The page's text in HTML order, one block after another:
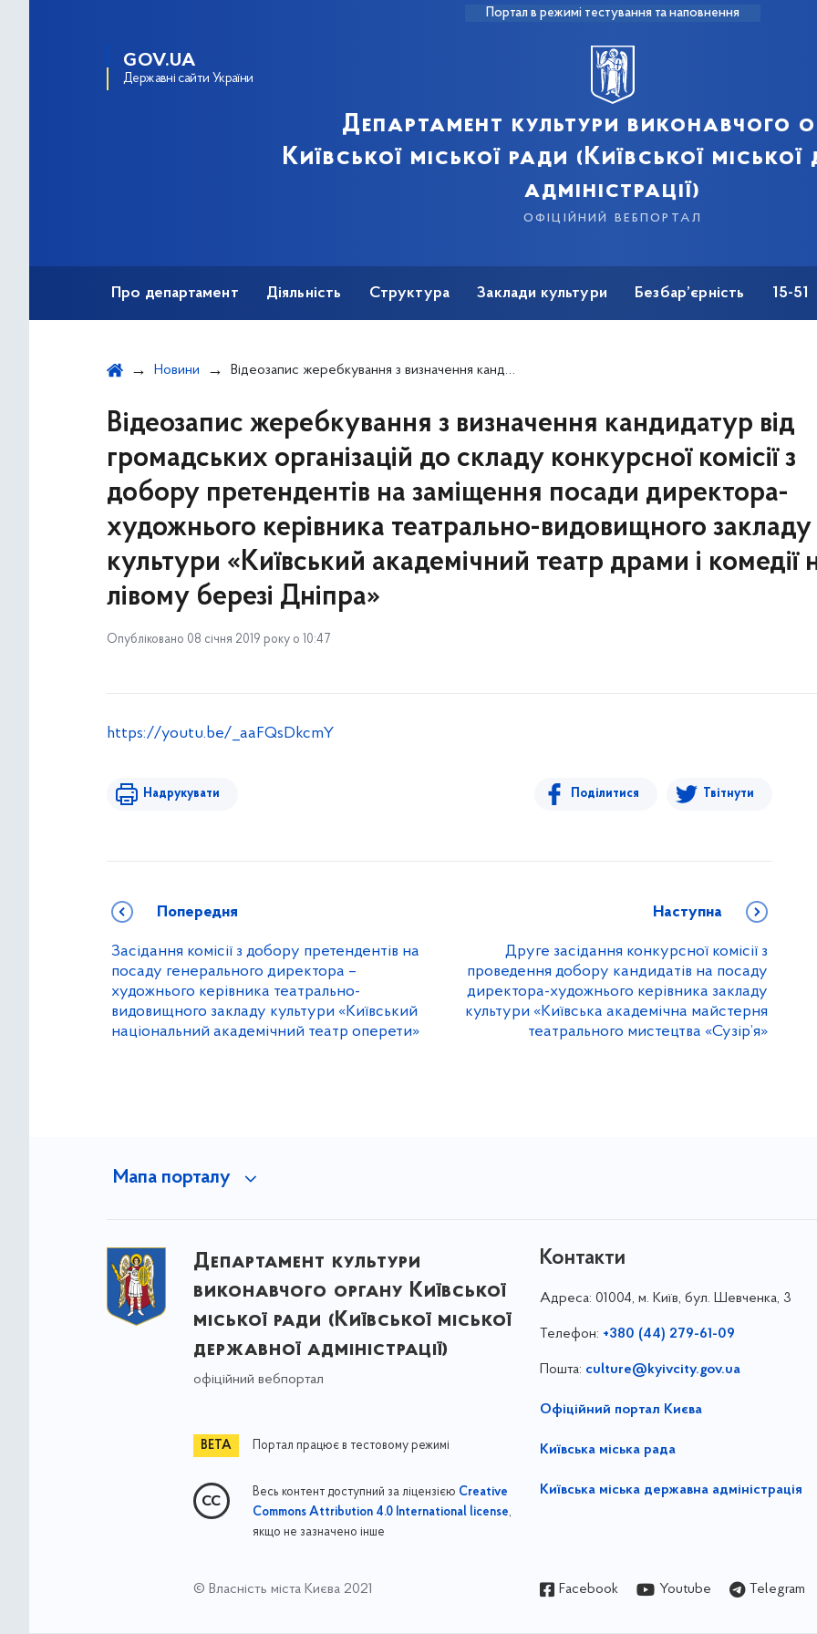
Портал в режимі тестування та наповнення
GOV.UA
Державні сайти України
Департамент культури виконавчого
Київської міської ради (Київської
адміністрації)
офіційний вебпортал
Про департамент Діяльність Структура Заклади культури Безбар’єрність 15-51
Новини Відеозапис жеребкування з визначення кандидатур від громадських організацій до складу конкурсної комісії з добору претендентів на заміщення посади директора-художнього керівника театрально-видовищного закладу культури «Київський академічний театр драми і комедії на лівому березі Дніпра»
Відеозапис жеребкування з визначення кандидатур від
громадських організацій до складу конкурсної комісії з
добору претендентів на заміщення посади директора-
художнього керівника театрально-видовищного закладу
культури «Київський академічний театр драми і комедії
лівому березі Дніпра»
Опубліковано 08 січня 2019 року о 10:47
https://youtu.be/_aaFQsDkcmY
Надрукувати Поділитися Твітнути
Попередня
Засідання комісії з добору претендентів на
посаду генерального директора –
художнього керівника театрально-
видовищного закладу культури «Київський
національний академічний театр оперети»
Наступна
Друге засідання конкурсної комісії з
проведення добору кандидатів на посаду
директора-художнього керівника закладу
культури «Київська академічна майстерня
театрального мистецтва «Сузір’я»
Мапа порталу
Департамент культури
виконавчого органу Київської
міської ради (Київської міської
державної адміністрації)
офіційний вебпортал
Портал працює в тестовому режимі
Весь контент доступний за ліцензією Creative
Commons Attribution 4.0 International license,
якщо не зазначено інше
Контакти
Адреса: 01004, м. Київ, бул. Шевченка, 3
Телефон: +380 (44) 279-61-09
Пошта: culture@kyivcity.gov.ua
Офіційний портал Києва
Київська міська рада
Київська міська державна адміністрація
© Власність міста Києва 2021 Facebook Youtube Telegram